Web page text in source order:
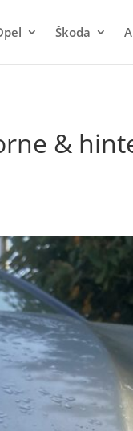
Škoda
&